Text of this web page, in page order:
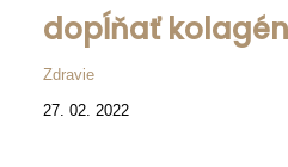
dopĺňať
Zdravie
27. 02. 2022